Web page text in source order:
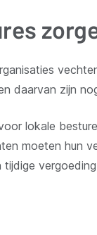
daarvan zijn
lokale
moeten hun